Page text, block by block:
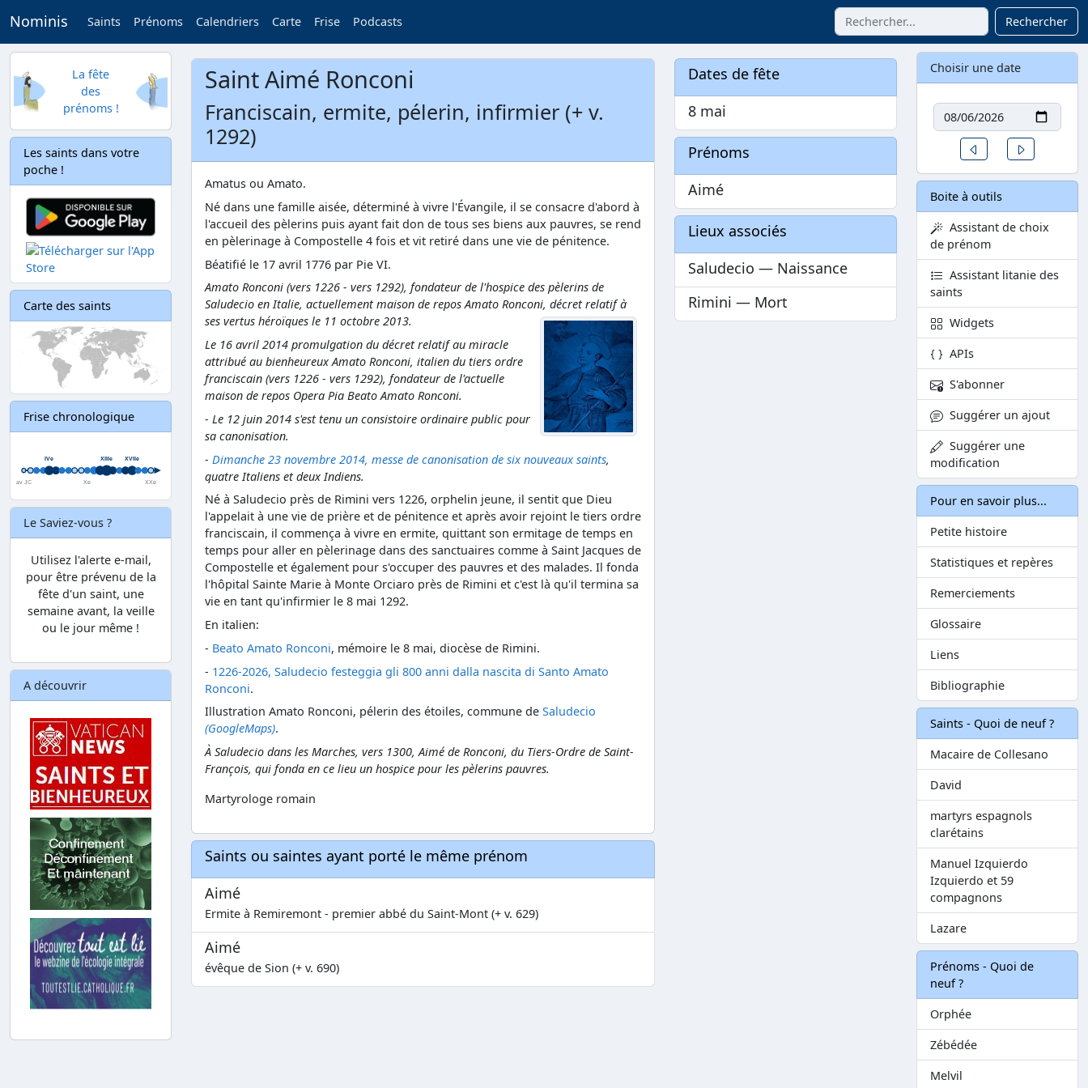
Nominis Saints Prénoms Calendriers Carte Frise Podcasts Rechercher
La fête
des
prénoms !
Les saints dans votre
poche !
Carte des saints
Frise chronologique
Le Saviez-vous ?
Utilisez l'alerte e-mail,
pour être prévenu de la
fête d'un saint, une
semaine avant, la veille
ou le jour même !
A découvrir
Saint Aimé Ronconi
Franciscain, ermite, pélerin, infirmier (+ v.
1292)
Amatus ou Amato.
Né dans une famille aisée, déterminé à vivre l'Évangile, il se consacre d'abord à
l'accueil des pèlerins puis ayant fait don de tous ses biens aux pauvres, se rend
en pèlerinage à Compostelle 4 fois et vit retiré dans une vie de pénitence.
Béatifié le 17 avril 1776 par Pie VI.
Amato Ronconi (vers 1226 - vers 1292), fondateur de l'hospice des pèlerins de
Saludecio en Italie, actuellement maison de repos Amato Ronconi, décret relatif à
ses vertus héroïques le 11 octobre 2013.
Le 16 avril 2014 promulgation du décret relatif au miracle
attribué au bienheureux Amato Ronconi, italien du tiers ordre
franciscain (vers 1226 - vers 1292), fondateur de l'actuelle
maison de repos Opera Pia Beato Amato Ronconi.
- Le 12 juin 2014 s'est tenu un consistoire ordinaire public pour
sa canonisation.
- Dimanche 23 novembre 2014, messe de canonisation de six nouveaux saints,
quatre Italiens et deux Indiens.
Né à Saludecio près de Rimini vers 1226, orphelin jeune, il sentit que Dieu
l'appelait à une vie de prière et de pénitence et après avoir rejoint le tiers ordre
franciscain, il commença à vivre en ermite, quittant son ermitage de temps en
temps pour aller en pèlerinage dans des sanctuaires comme à Saint Jacques de
Compostelle et également pour s'occuper des pauvres et des malades. Il fonda
l'hôpital Sainte Marie à Monte Orciaro près de Rimini et c'est là qu'il termina sa
vie en tant qu'infirmier le 8 mai 1292.
En italien:
- Beato Amato Ronconi, mémoire le 8 mai, diocèse de Rimini.
- 1226-2026, Saludecio festeggia gli 800 anni dalla nascita di Santo Amato
Ronconi.
Illustration Amato Ronconi, pélerin des étoiles, commune de Saludecio
(GoogleMaps).
À Saludecio dans les Marches, vers 1300, Aimé de Ronconi, du Tiers-Ordre de Saint-
François, qui fonda en ce lieu un hospice pour les pèlerins pauvres.
Martyrologe romain
Saints ou saintes ayant porté le même prénom
Aimé
Ermite à Remiremont - premier abbé du Saint-Mont (+ v. 629)
Aimé
évêque de Sion (+ v. 690)
Dates de fête
8 mai
Prénoms
Aimé
Lieux associés
Saludecio — Naissance
Rimini — Mort
Choisir une date
Date
Un jour avant
Boite à outils
Assistant de choix
de prénom
Assistant litanie des
saints
Widgets
APIs
S'abonner
Suggérer un ajout
Suggérer une
modification
Pour en savoir plus...
Petite histoire
Statistiques et repères
Remerciements
Glossaire
Liens
Bibliographie
Saints - Quoi de neuf ?
Macaire de Collesano
David
martyrs espagnols
clarétains
Manuel Izquierdo
Izquierdo et 59
compagnons
Lazare
Prénoms - Quoi de
neuf ?
Orphée
Zébédée
Melvil